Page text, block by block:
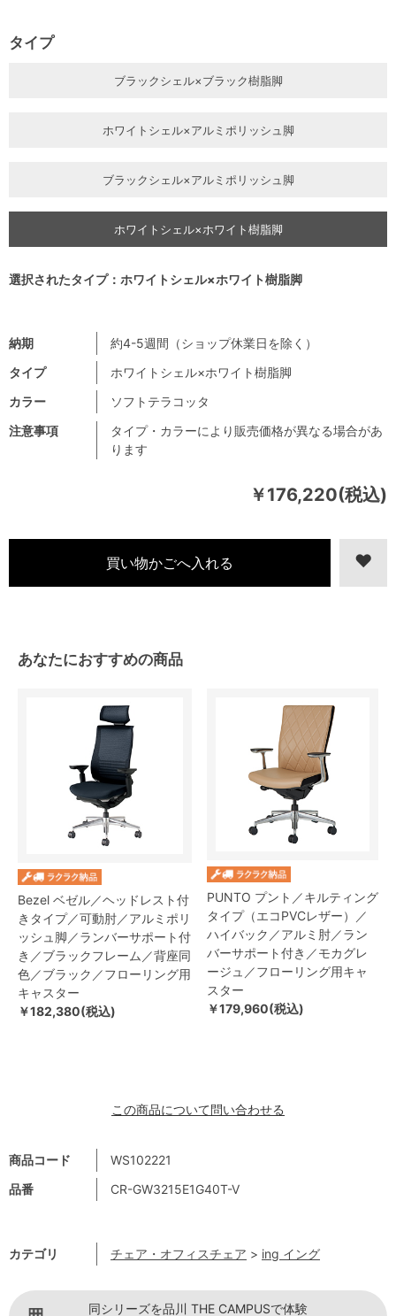
￥176,220(税込)
商品コード
WS102221
品番
CR-GW3215E1G40T-V
カテゴリ チェア・オフィスチェア > ing イング
注意事項
タイプ・カラーにより販売価格が異なる場合があ
ります
納期
約4-5週間（ショップ休業日を除く）
タイプ
ホワイトシェル×ホワイト樹脂脚
カラー
ソフトテラコッタ
タイプ
ブラックシェル×ブラック樹脂脚
ホワイトシェル×アルミポリッシュ脚
ブラックシェル×アルミポリッシュ脚
ホワイトシェル×ホワイト樹脂脚
選択されたタイプ：ホワイトシェル×ホワイト樹脂脚
あなたにおすすめの商品
Bezel ベゼル／ヘッドレスト付
きタイプ／可動肘／アルミポリ
ッシュ脚／ランバーサポート付
き／ブラックフレーム／背座同
色／ブラック／フローリング用
キャスター
￥182,380(税込)
PUNTO プント／キルティング
タイプ（エコPVCレザー）／
ハイバック／アルミ肘／ラン
バーサポート付き／モカグレ
ージュ／フローリング用キャ
スター
￥179,960(税込)
この商品について問い合わせる
同シリーズを品川 THE CAMPUSで体験